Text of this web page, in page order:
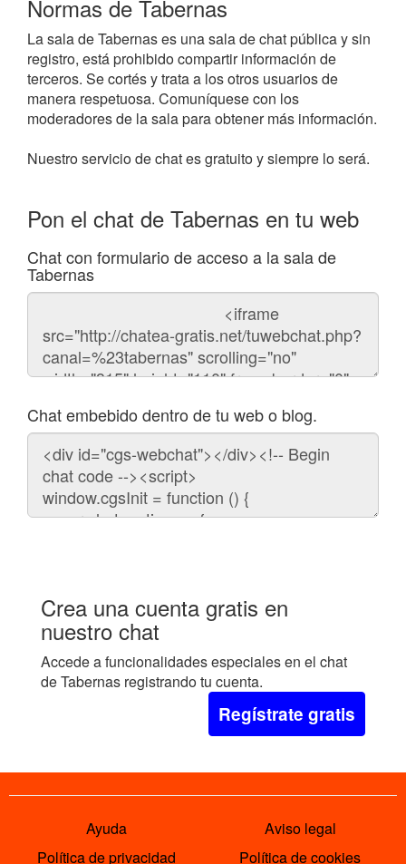
Normas de Tabernas
La sala de Tabernas es una sala de chat pública y sin
registro, está prohibido compartir información de
terceros. Se cortés y trata a los otros usuarios de
manera respetuosa. Comuníquese con los
moderadores de la sala para obtener más información.
Nuestro servicio de chat es gratuito y siempre lo será.
Pon el chat de Tabernas en tu web
Chat con formulario de acceso a la sala de
Tabernas
Código
chat
Chat embebido dentro de tu web o blog.
Código
para
embeber
chat
Crea una cuenta gratis en
nuestro chat
Accede a funcionalidades especiales en el chat
de Tabernas registrando tu cuenta.
Regístrate gratis
Ayuda
Aviso legal
Política de privacidad
Política de cookies